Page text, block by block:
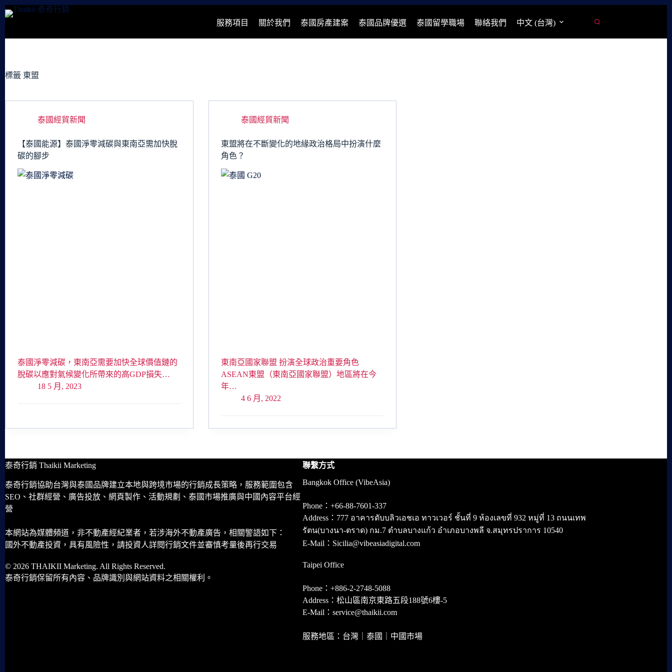
跳
容
服務項目 關於我們 泰國房產建案 泰國品牌優選 泰國留學職場 聯絡我們 中文 (台灣)
標籤 東盟
泰國經貿新聞
【泰國能源】泰國淨零減碳與東南亞需加快脫
碳的腳步
泰國淨零減碳，東南亞需要加快全球價值鏈的
脫碳以應對氣候變化所帶來的高GDP損失…
18 5 月, 2023
泰國經貿新聞
東盟將在不斷變化的地緣政治格局中扮演什麼
角色？
東南亞國家聯盟 扮演全球政治重要角色
ASEAN東盟（東南亞國家聯盟）地區將在今
年…
4 6 月, 2022
泰奇行銷 Thaikii Marketing
泰奇行銷協助台灣與泰國品牌建立本地與跨境市場的行銷成長策略，服務範圍包含
SEO、社群經營、廣告投放、網頁製作、活動規劃、泰國市場推廣與中國內容平台經
營
本網站為媒體頻道，非不動產經紀業者，若涉海外不動產廣告，相關警語如下：
國外不動產投資，具有風險性，請投資人詳閱行銷文件並審慎考量後再行交易
© 2026 THAIKII Marketing. All Rights Reserved.
泰奇行銷保留所有內容、品牌識別與網站資料之相關權利。
聯繫方式
Bangkok Office (VibeAsia)
Phone：+66-88-7601-337
Address：777 อาคารดับบลิวเอชเอ ทาวเวอร์ ชั้นที่ 9 ห้องเลขที่ 932 หมู่ที่ 13 ถนนเทพ
รัตน(บางนา-ตราด) กม.7 ตำบลบางแก้ว อำเภอบางพลี จ.สมุทรปราการ 10540
E-Mail：Sicilia@vibeasiadigital.com
Taipei Office
Phone：+886-2-2748-5088
Address：松山區南京東路五段188號6樓-5
E-Mail：service@thaikii.com
服務地區：台灣｜泰國｜中國市場